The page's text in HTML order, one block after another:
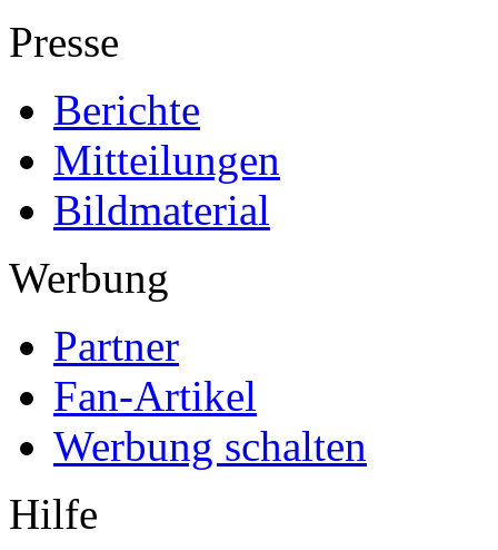
Presse
Berichte
Mitteilungen
Bildmaterial
Werbung
Partner
Fan-Artikel
Werbung schalten
Hilfe